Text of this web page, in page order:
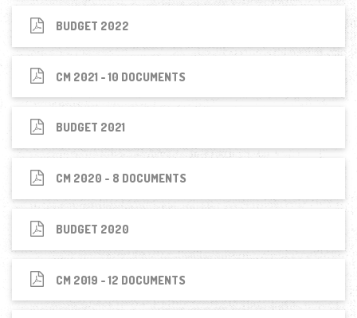
BUDGET 2022
CM 2021 - 10 DOCUMENTS
BUDGET 2021
CM 2020 - 8 DOCUMENTS
BUDGET 2020
CM 2019 - 12 DOCUMENTS